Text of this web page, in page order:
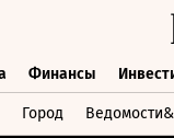
Финансы
Город Ведомости&